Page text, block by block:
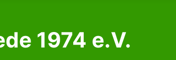
1974 e.V.